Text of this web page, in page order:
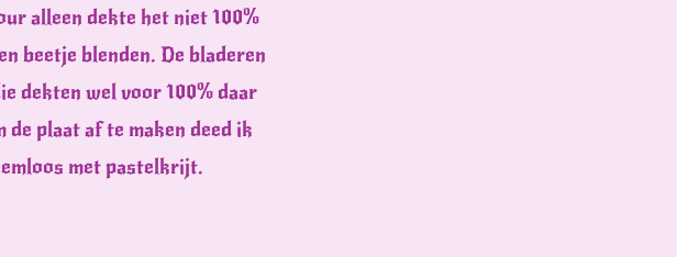
alleen dekte het niet 100%
beetje blenden. De bladeren
dekten wel voor 100% daar
de plaat af te maken deed ik
met pastelkrijt.